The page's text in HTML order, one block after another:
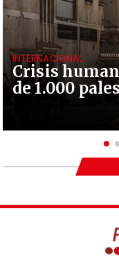
Crisis
de 1.000
INTERNACIONAL